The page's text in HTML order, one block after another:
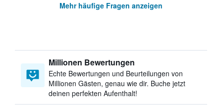
Mehr häufige Fragen anzeigen
Millionen Bewertungen
Echte Bewertungen und Beurteilungen von
Millionen Gästen, genau wie dir. Buche jetzt
deinen perfekten Aufenthalt!